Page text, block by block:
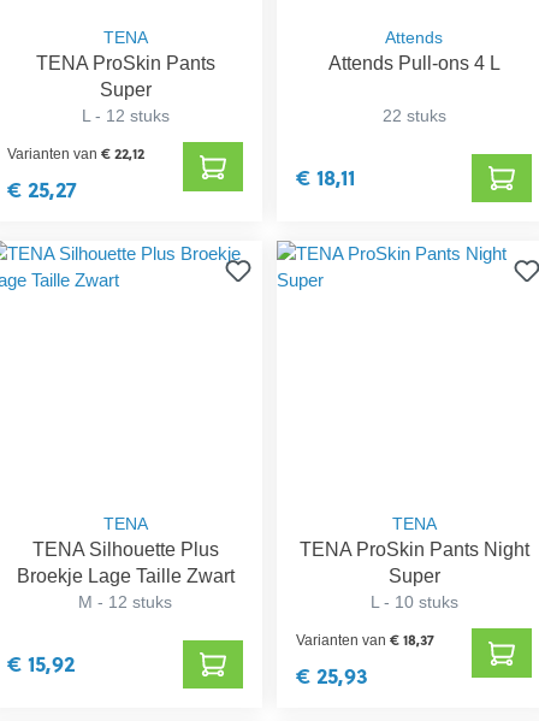
TENA
TENA ProSkin Pants
Super
L - 12 stuks
Varianten van€ 22,12
€ 25,27
Attends
Attends Pull-ons 4 L
22 stuks
€ 18,11
TENA
TENA Silhouette Plus
Broekje Lage Taille Zwart
M - 12 stuks
€ 15,92
TENA
TENA ProSkin Pants Night
Super
L - 10 stuks
Varianten van€ 18,37
€ 25,93